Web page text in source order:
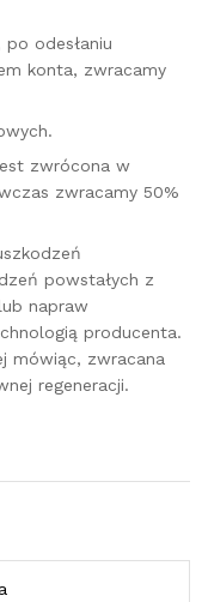
odesłaniu
konta, zwracamy
zwrócona w
zwracamy 50%
powstałych z
napraw
producenta.
mówiąc, zwracana
regeneracji.